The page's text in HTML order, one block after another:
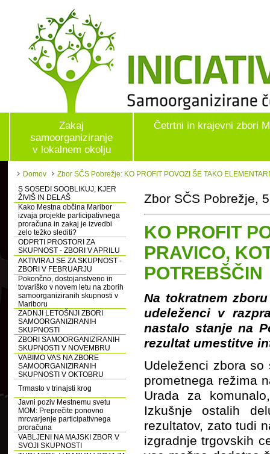
Zakaj
samoorganiziranje
v lokalnem okolju
Četrtni in krajevni zbori
Domov
Zbor SČS Pobrežje: KO PROFIT POVOZI ŠE TAKO
S SOSEDI SOOBLIKUJ, KJER
ŽIVIŠ IN DELAŠ
Kako Mestna občina Maribor
izvaja projekte participativnega
proračuna in zakaj je izvedbi
zelo težko slediti?
ODPRTI PROSTORI ZA
SKUPNOST - ZBORI V APRILU
AKTIVIRAJ SE ZA SKUPNOST -
ZBORI V FEBRUARJU
Pokončno, dostojanstveno in
tovariško v novem letu na zborih
samoorganiziranih skupnosti v
Mariboru
ZADNJI LETOŠNJI ZBORI
SAMOORGANIZIRANIH
SKUPNOSTI
ZBORI SAMOORGANIZIRANIH
SKUPNOSTI V NOVEMBRU
VABIMO VAS NA ZBORE
SAMOORGANIZIRANIH
SKUPNOSTI V OKTOBRU
Trmasto v trinajsti krog
Javni poziv Mestnemu svetu
MOM: Preprečite ponovno
mrcvarjenje participativnega
proračuna
VABLJENI NA MAJSKI ZBOR V
SVOJI SKUPNOSTI
Zbor SČS Pobrežje,
KO PROFIT
PRAVICO,
POTREBŠČIN
Na tokratnem
udeleženci v
nastalo stanje na
rezultat umestitve
Udeleženci zbora
prometnega režima
Urada za
Izkušnje ostalih
rezultatov, zato tudi
izgradnje trgovskih